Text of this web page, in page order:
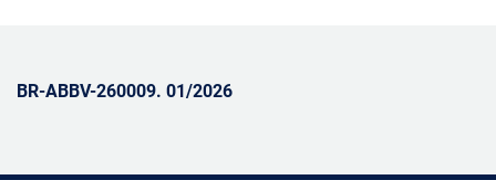
BR-ABBV-260009. 01/2026